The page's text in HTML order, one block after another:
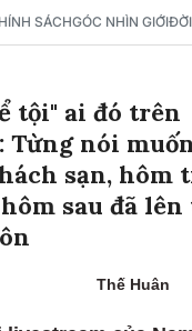
SÁCHGÓC NHÌN GIỚI
tội" ai đó trên
nói
sạn, hôm
sau đã
Thế Huân